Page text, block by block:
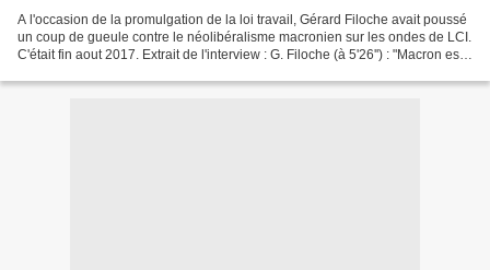
A l'occasion de la promulgation de la loi travail, Gérard Filoche avait poussé
un coup de gueule contre le néolibéralisme macronien sur les ondes de LCI.
C'était fin aout 2017. Extrait de l'interview : G. Filoche (à 5'26'') : "Macron est